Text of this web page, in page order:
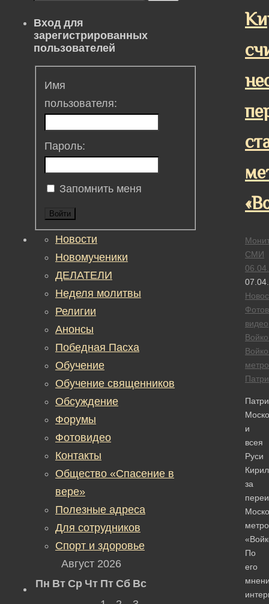
СМИ
видео
и
всея
Руси
за
По
его
Вход для
зарегистрированных
пользователей
Имя
пользователя:
Пароль:
Запомнить меня
Войти
Новости
Новомученики
ДЕЛАТЕЛИ
Неделя молитвы
Религии
Анонсы
Победная Пасха
Обучение
Обучение священников
Обсуждение
Форумы
Фотовидео
Контакты
Общество «Спасение в
вере»
Полезные адреса
Для сотрудников
Спорт и здоровье
Август 2026
Пн Вт Ср Чт Пт Сб Вс